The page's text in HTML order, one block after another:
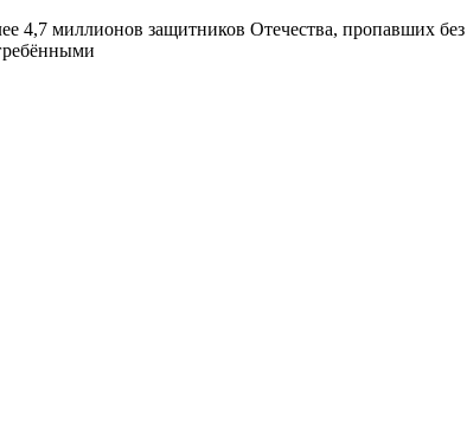
4,7 миллионов защитников Отечества, пропавших